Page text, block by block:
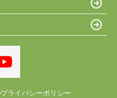
プライバシーポリシー